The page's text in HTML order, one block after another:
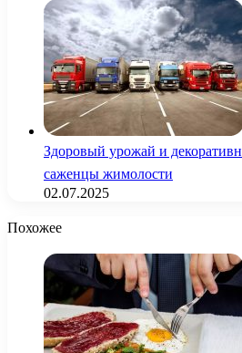
Здоровый урожай и
саженцы жимолости
02.07.2025
Похожее